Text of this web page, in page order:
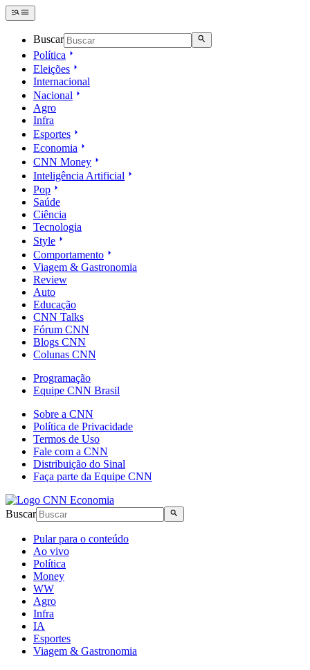
Buscar
Política
Eleições
Internacional
Nacional
Agro
Infra
Esportes
Economia
CNN Money
Inteligência Artificial
Pop
Saúde
Ciência
Tecnologia
Style
Comportamento
Viagem & Gastronomia
Review
Auto
Educação
CNN Talks
Fórum CNN
Blogs CNN
Colunas CNN
Programação
Equipe CNN Brasil
Sobre a CNN
Política de Privacidade
Termos de Uso
Fale com a CNN
Distribuição do Sinal
Faça parte da Equipe CNN
Buscar
Pular para o conteúdo
Ao vivo
Política
Money
WW
Agro
Infra
IA
Esportes
Viagem & Gastronomia